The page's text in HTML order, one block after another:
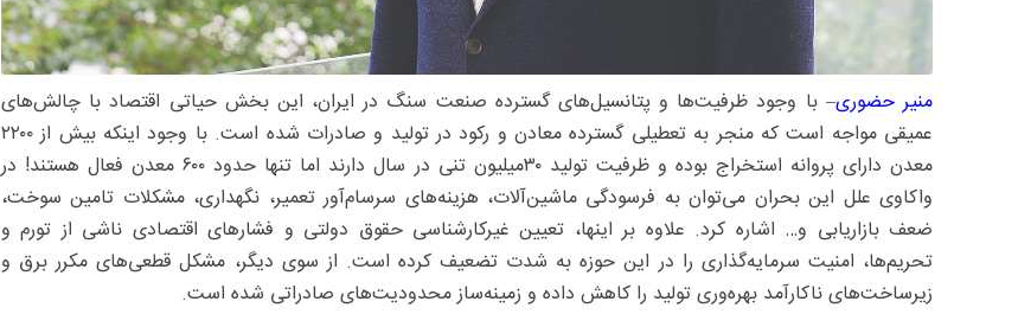
منیر حضوری– با وجود ظرفیت‌ها و پتانسیل‌های گسترده صنعت سنگ در ایران، این بخش حیاتی اقتصاد با چالش‌های
عمیقی مواجه است که منجر به تعطیلی گسترده معادن و رکود در تولید و صادرات شده است. با وجود اینکه بیش از ۲۲۰۰
معدن دارای پروانه استخراج بوده و ظرفیت تولید ۳۰‌میلیون تنی در سال دارند اما تنها حدود ۶۰۰ معدن فعال هستند! در
واکاوی علل این بحران می‌توان به فرسودگی ماشین‌آلات، هزینه‌های سرسام‌آور تعمیر، نگهداری، مشکلات تامین سوخت،
ضعف بازاریابی و… اشاره کرد. علاوه بر اینها، تعیین غیرکارشناسی حقوق دولتی و فشارهای اقتصادی ناشی از تورم و
تحریم‌ها، امنیت سرمایه‌گذاری را در این حوزه به شدت تضعیف کرده است. از سوی دیگر، مشکل قطعی‌های مکرر برق و
زیرساخت‌های ناکارآمد بهره‌وری تولید را کاهش داده و زمینه‌ساز محدودیت‌های صادراتی شده است.